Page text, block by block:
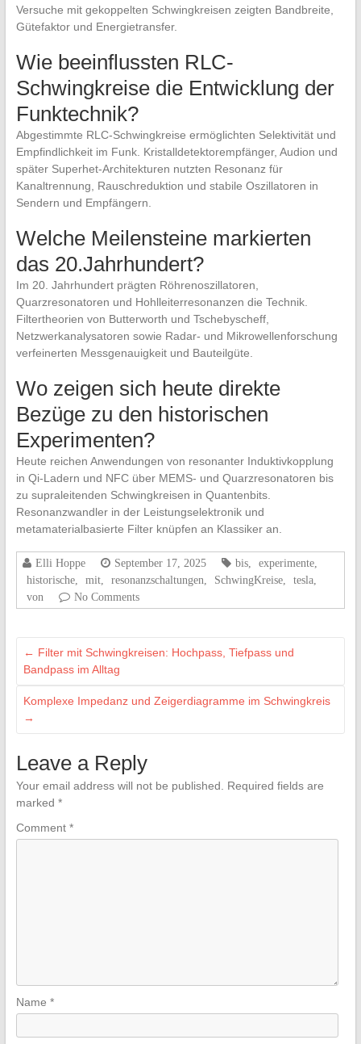
Versuche mit ‍gekoppelten Schwingkreisen zeigten​ Bandbreite,
Gütefaktor und Energietransfer.
Wie ⁣beeinflussten ‌RLC-
Schwingkreise die⁤ Entwicklung ⁣der
Funktechnik?
Abgestimmte⁤ RLC-Schwingkreise ermöglichten Selektivität und
Empfindlichkeit im Funk. ⁣Kristalldetektorempfänger, Audion und
‍später Superhet-Architekturen nutzten ⁤Resonanz⁤ für
Kanaltrennung, Rauschreduktion ‍und‌ stabile Oszillatoren in
Sendern​ und⁣ Empfängern.
Welche Meilensteine markierten‌
das 20.Jahrhundert?
Im⁣ 20. Jahrhundert prägten⁣ Röhrenoszillatoren,
Quarzresonatoren und Hohlleiterresonanzen die⁣ Technik.
‌Filtertheorien von⁤ Butterworth und ‍Tschebyscheff,
Netzwerkanalysatoren sowie Radar- und Mikrowellenforschung
verfeinerten Messgenauigkeit und Bauteilgüte.
Wo zeigen sich heute direkte
Bezüge zu den historischen
Experimenten?
Heute‍ reichen Anwendungen von resonanter Induktivkopplung
in Qi‑Ladern und NFC über MEMS‑ und⁢ Quarzresonatoren bis⁣
zu supraleitenden ⁣Schwingkreisen in​ Quantenbits.
Resonanzwandler in‍ der Leistungselektronik und
metamaterialbasierte Filter⁢ knüpfen an ​Klassiker ‍an.
Elli Hoppe September 17, 2025 bis, experimente,
historische, mit, resonanzschaltungen SchwingKreise, tesla,
von
No Comments
← Filter mit Schwingkreisen: Hochpass, Tiefpass und
Bandpass im Alltag
Komplexe Impedanz und Zeigerdiagramme im Schwingkreis
→
Leave a Reply
Your email address will not be published.
Required fields are
marked *
Comment *
Name *